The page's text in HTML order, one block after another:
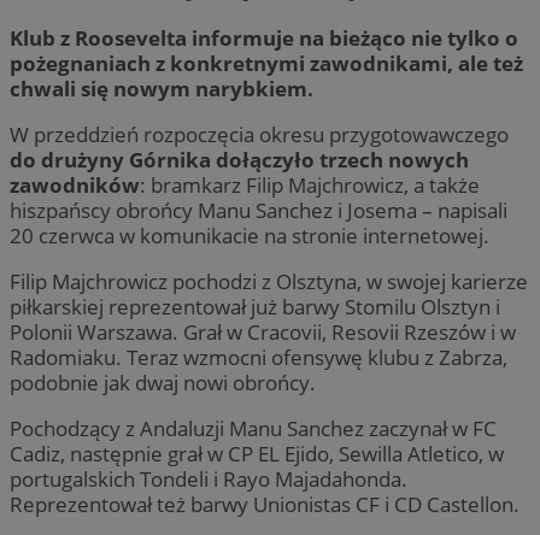
Klub z Roosevelta informuje na bieżąco nie tylko o
pożegnaniach z konkretnymi zawodnikami, ale też
chwali się nowym narybkiem.
W przeddzień rozpoczęcia okresu przygotowawczego
do drużyny Górnika dołączyło trzech nowych
zawodników: bramkarz Filip Majchrowicz, a także
hiszpańscy obrońcy Manu Sanchez i Josema – napisali
20 czerwca w komunikacie na stronie internetowej.
Filip Majchrowicz pochodzi z Olsztyna, w swojej karierze
piłkarskiej reprezentował już barwy Stomilu Olsztyn i
Polonii Warszawa. Grał w Cracovii, Resovii Rzeszów i w
Radomiaku. Teraz wzmocni ofensywę klubu z Zabrza,
podobnie jak dwaj nowi obrońcy.
Pochodzący z Andaluzji Manu Sanchez zaczynał w FC
Cadiz, następnie grał w CP EL Ejido, Sewilla Atletico, w
portugalskich Tondeli i Rayo Majadahonda.
Reprezentował też barwy Unionistas CF i CD Castellon.